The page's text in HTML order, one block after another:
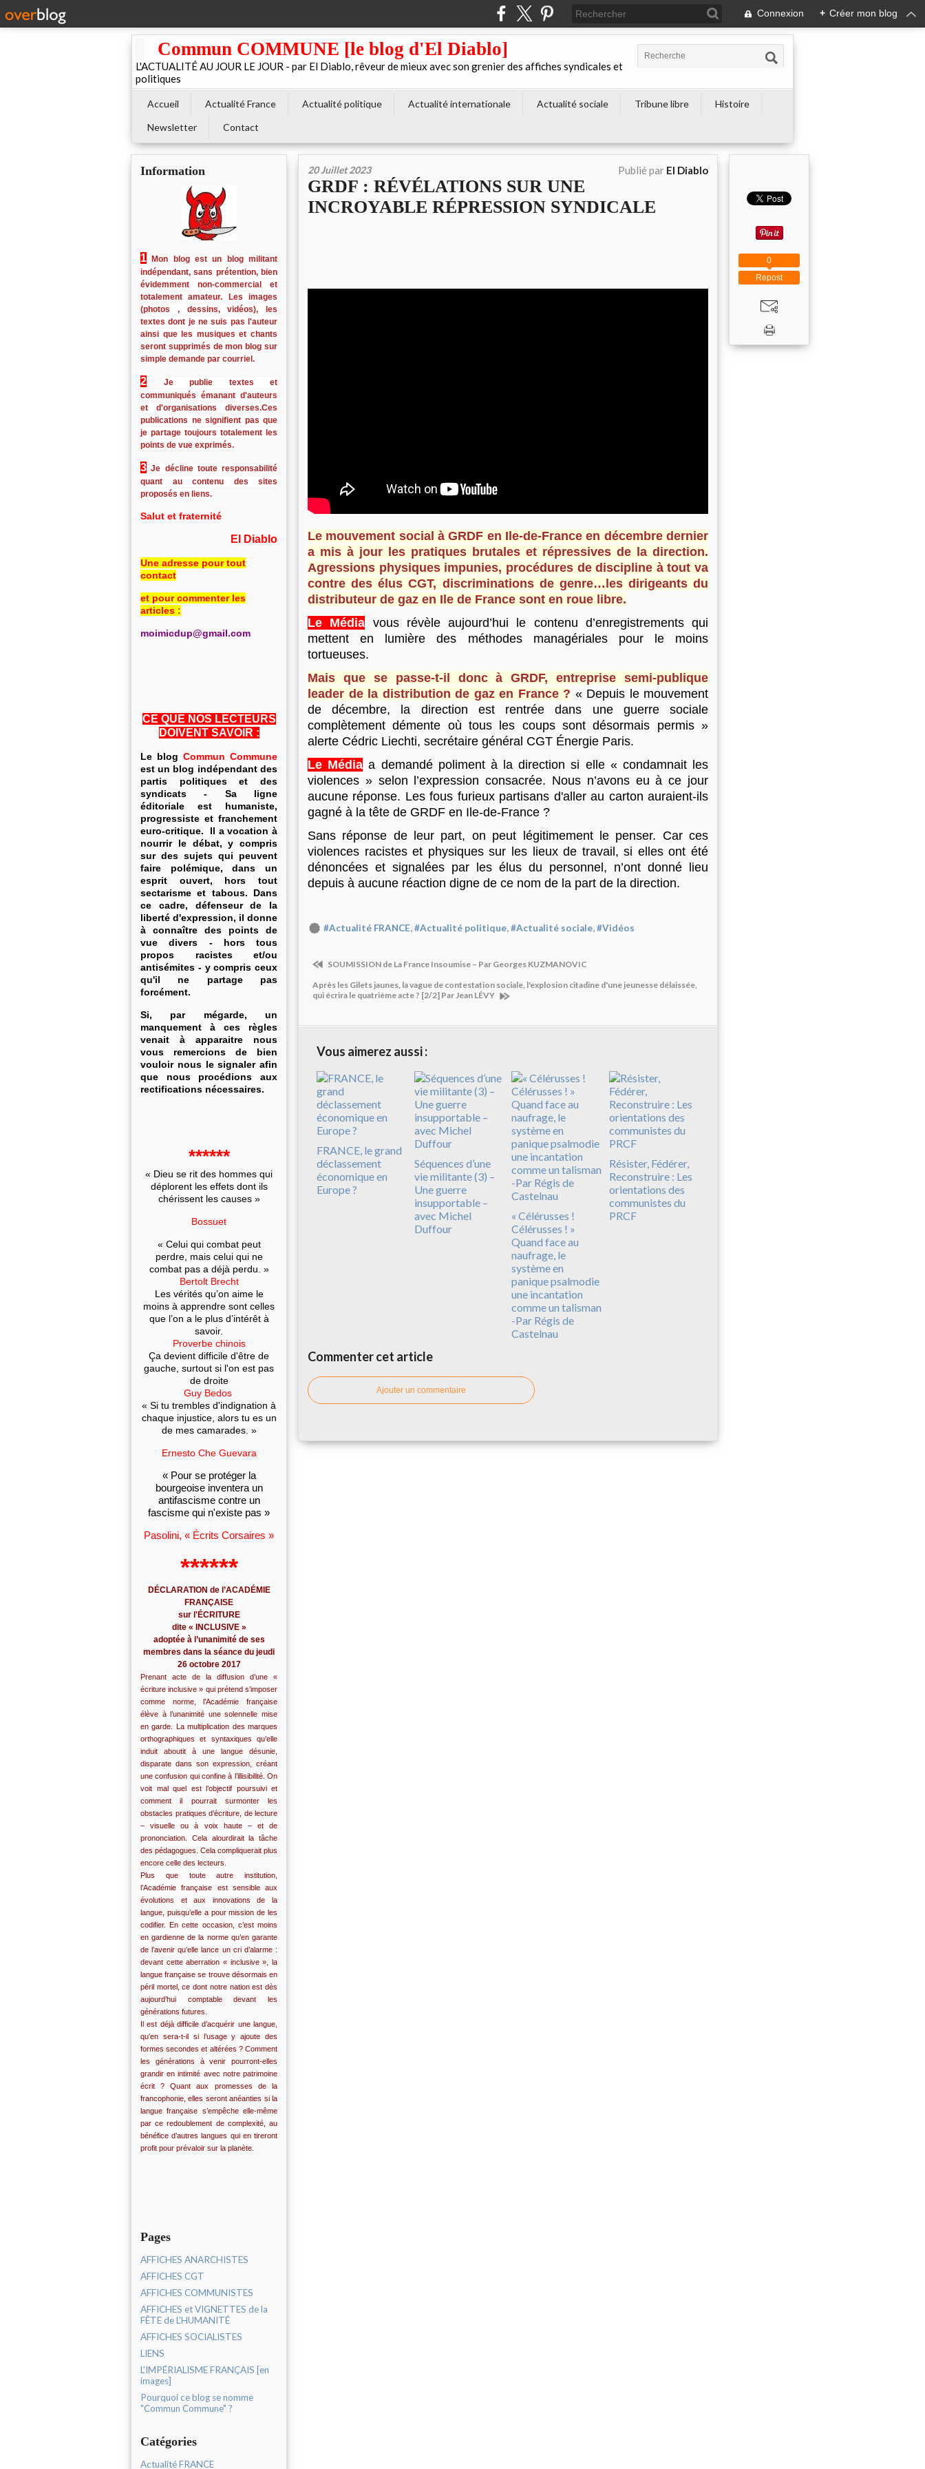
Connexion + Créer mon blog
Commun COMMUNE [le blog d'El Diablo]
L'ACTUALITÉ AU JOUR LE JOUR - par El Diablo, rêveur de mieux avec son grenier des affiches syndicales et
politiques
Accueil Actualité France Actualité politique Actualité internationale Actualité sociale Tribune libre
Histoire
Newsletter
Contact
Information
1
Mon blog est un blog militant
indépendant, sans prétention, bien
évidemment non-commercial et
totalement amateur. Les images
(photos , dessins, vidéos), les
textes dont je ne suis pas l'auteur
ainsi que les musiques et chants
seront supprimés de mon blog sur
simple demande par courriel.
2
Je publie textes et
communiqués émanant d'auteurs
et d'organisations diverses.Ces
publications ne signifient pas que
je partage toujours totalement les
points de vue exprimés.
3 Je décline toute responsabilité
quant au contenu des sites
proposés en liens.
Salut et fraternité
El Diablo
Une adresse pour tout
contact
et pour commenter les
articles :
moimicdup@gmail.com
CE QUE NOS LECTEURS
DOIVENT SAVOIR :
Le blog Commun Commune
est un blog indépendant des
partis politiques et des
syndicats - Sa ligne
éditoriale est humaniste,
progressiste et franchement
euro-critique. Il a vocation à
nourrir le débat, y compris
sur des sujets qui peuvent
faire polémique, dans un
esprit ouvert, hors tout
sectarisme et tabous. Dans
ce cadre, défenseur de la
liberté d'expression, il donne
à connaître des points de
vue divers - hors tous
propos racistes et/ou
antisémites - y compris ceux
qu'il ne partage pas
forcément.
Si, par mégarde, un
manquement à ces règles
venait à apparaitre nous
vous remercions de bien
vouloir nous le signaler afin
que nous procédions aux
rectifications nécessaires.
******
« Dieu se rit des hommes qui
déplorent les effets dont ils
chérissent les causes »
Bossuet
« Celui qui combat peut
perdre, mais celui qui ne
combat pas a déjà perdu. »
Bertolt Brecht
Les vérités qu’on aime le
moins à apprendre sont celles
que l’on a le plus d’intérêt à
savoir.
Proverbe chinois
Ça devient difficile d'être de
gauche, surtout si l'on est pas
de droite
Guy Bedos
« Si tu trembles d'indignation à
chaque injustice, alors tu es un
de mes camarades. »
Ernesto Che Guevara
« Pour se protéger la
bourgeoise inventera un
antifascisme contre un
fascisme qui n'existe pas »
Pasolini, « Écrits Corsaires »
******
DÉCLARATION de l’ACADÉMIE
FRANÇAISE
sur l'ÉCRITURE
dite « INCLUSIVE »
adoptée à l’unanimité de ses
membres dans la séance du jeudi
26 octobre 2017
Prenant acte de la diffusion d’une «
écriture inclusive » qui prétend s’imposer
comme norme, l’Académie française
élève à l’unanimité une solennelle mise
en garde. La multiplication des marques
orthographiques et syntaxiques qu’elle
induit aboutit à une langue désunie,
disparate dans son expression, créant
une confusion qui confine à l’illisibilité. On
voit mal quel est l’objectif poursuivi et
comment il pourrait surmonter les
obstacles pratiques d’écriture, de lecture
– visuelle ou à voix haute – et de
prononciation. Cela alourdirait la tâche
des pédagogues. Cela compliquerait plus
encore celle des lecteurs.
Plus que toute autre institution,
l’Académie française est sensible aux
évolutions et aux innovations de la
langue, puisqu’elle a pour mission de les
codifier. En cette occasion, c’est moins
en gardienne de la norme qu’en garante
de l’avenir qu’elle lance un cri d’alarme :
devant cette aberration « inclusive », la
langue française se trouve désormais en
péril mortel, ce dont notre nation est dès
aujourd’hui comptable devant les
générations futures.
Il est déjà difficile d’acquérir une langue,
qu’en sera-t-il si l’usage y ajoute des
formes secondes et altérées ? Comment
les générations à venir pourront-elles
grandir en intimité avec notre patrimoine
écrit ? Quant aux promesses de la
francophonie, elles seront anéanties si la
langue française s’empêche elle-même
par ce redoublement de complexité, au
bénéfice d’autres langues qui en tireront
profit pour prévaloir sur la planète.
Pages
AFFICHES ANARCHISTES
AFFICHES CGT
AFFICHES COMMUNISTES
AFFICHES et VIGNETTES de la
FÊTE de L'HUMANITÉ
AFFICHES SOCIALISTES
LIENS
L'IMPÉRIALISME FRANÇAIS [en
images]
Pourquoi ce blog se nomme
"Commun Commune" ?
Catégories
Actualité FRANCE
20 Juillet 2023 Publié par El Diablo
GRDF : RÉVÉLATIONS SUR UNE
INCROYABLE RÉPRESSION SYNDICALE
Le mouvement social à GRDF en Ile-de-France en décembre dernier
a mis à jour les pratiques brutales et répressives de la direction.
Agressions physiques impunies, procédures de discipline à tout va
contre des élus CGT, discriminations de genre…les dirigeants du
distributeur de gaz en Ile de France sont en roue libre.
Le Média vous révèle aujourd’hui le contenu d’enregistrements qui
mettent en lumière des méthodes managériales pour le moins
tortueuses.
Mais que se passe-t-il donc à GRDF, entreprise semi-publique
leader de la distribution de gaz en France ? « Depuis le mouvement
de décembre, la direction est rentrée dans une guerre sociale
complètement démente où tous les coups sont désormais permis »
alerte Cédric Liechti, secrétaire général CGT Énergie Paris.
Le Média a demandé poliment à la direction si elle « condamnait les
violences » selon l’expression consacrée. Nous n’avons eu à ce jour
aucune réponse. Les fous furieux partisans d'aller au carton auraient-ils
gagné à la tête de GRDF en Ile-de-France ?
Sans réponse de leur part, on peut légitimement le penser. Car ces
violences racistes et physiques sur les lieux de travail, si elles ont été
dénoncées et signalées par les élus du personnel, n’ont donné lieu
depuis à aucune réaction digne de ce nom de la part de la direction.
#Actualité FRANCE,#Actualité politique,#Actualité sociale,#Vidéos
SOUMISSION de La France Insoumise – Par Georges KUZMANOVIC
Après les Gilets jaunes, la vague de contestation sociale, l'explosion citadine d'une jeunesse délaissée,
qui écrira le quatrième acte ? [2/2] Par Jean LÉVY
Vous aimerez aussi :
FRANCE, le grand
déclassement
économique en
Europe ?
Séquences d’une
vie militante (3) –
Une guerre
insupportable –
avec Michel
Duffour
« Célérusses !
Célérusses ! »
Quand face au
naufrage, le
système en
panique psalmodie
une incantation
comme un talisman
-Par Régis de
Castelnau
Résister, Fédérer,
Reconstruire : Les
orientations des
communistes du
PRCF
Commenter cet article
Ajouter un commentaire
Repost
0